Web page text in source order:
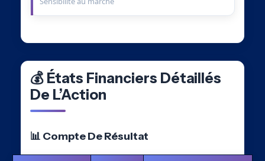
💰 États Financiers Détaillés
De L’Action
📊 Compte De Résultat